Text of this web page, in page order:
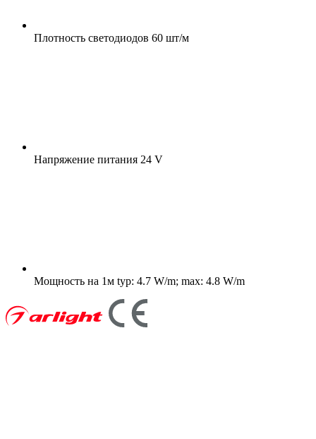
Плотность светодиодов 60 шт/м
Напряжение питания 24 V
Мощность на 1м typ: 4.7 W/m; max: 4.8 W/m